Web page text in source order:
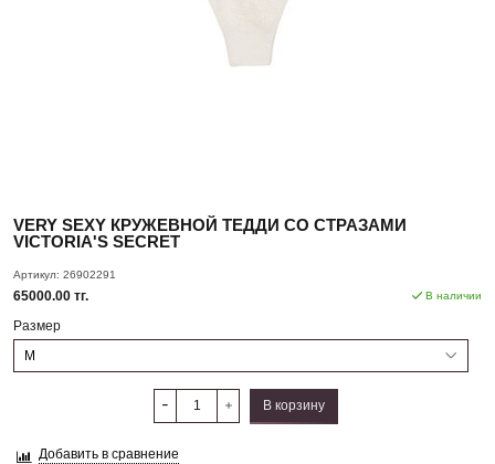
VERY SEXY КРУЖЕВНОЙ ТЕДДИ СО СТРАЗАМИ
VICTORIA'S SECRET
Артикул: 26902291
65000.00 тг. В наличии
Размер
В корзину
Добавить в сравнение